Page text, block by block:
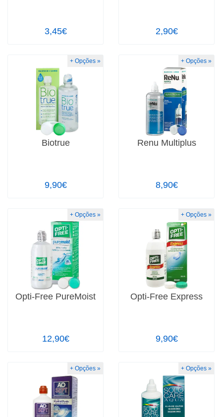
3,45€ 2,90€
Biotrue
9,90€
+ Opções »
Renu Multiplus
8,90€
+ Opções »
Opti-Free PureMoist
12,90€
+ Opções »
Opti-Free Express
9,90€
+ Opções »
+ Opções » + Opções »